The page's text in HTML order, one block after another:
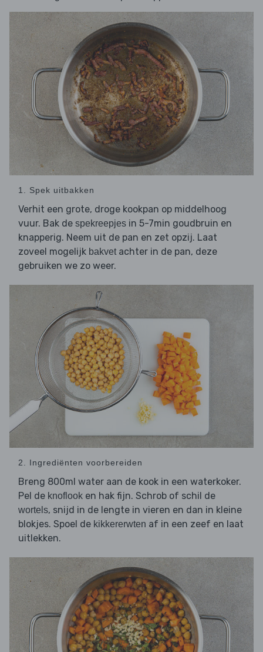
1. Spek uitbakken
Verhit een grote, droge kookpan op middelhoog
vuur. Bak de spekreepjes in 5-7min goudbruin en
knapperig. Neem uit de pan en zet opzij. Laat
zoveel mogelijk bakvet achter in de pan, deze
gebruiken we zo weer.
2. Ingrediënten voorbereiden
Breng 800ml water aan de kook in een waterkoker.
Pel de knoflook en hak fijn. Schrob of schil de
wortels, snijd in de lengte in vieren en dan in kleine
blokjes. Spoel de kikkererwten af in een zeef en laat
uitlekken.